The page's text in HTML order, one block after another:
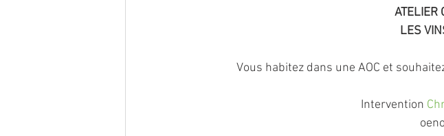
ATELIER
LES
Vous habitez dans une AOC et
Intervention